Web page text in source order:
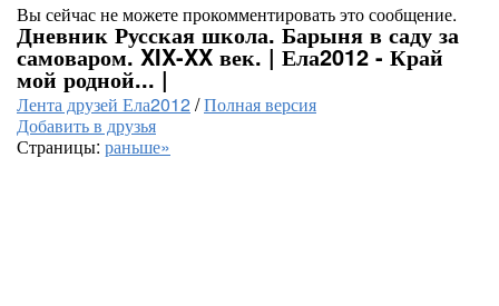
Вы сейчас не можете прокомментировать это сообщение.
Дневник Русская школа. Барыня в саду за
самоваром. XIX-XX век. | Ела2012 - Край
мой родной... |
Лента друзей Ела2012/Полная версия
Добавить в друзья
Страницы: раньше»